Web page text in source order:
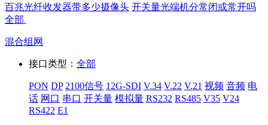
百兆光纤收发器带多少摄像头 开关量光端机分常闭或常开吗
全部
混合组网
接口类型： 全部
PON DP 2100信号 12G-SDI V.34 V.22 V.21 视频 音频 电
话 网口 串口 开关量 模拟量 RS232 RS485 V35 V24
RS422 E1